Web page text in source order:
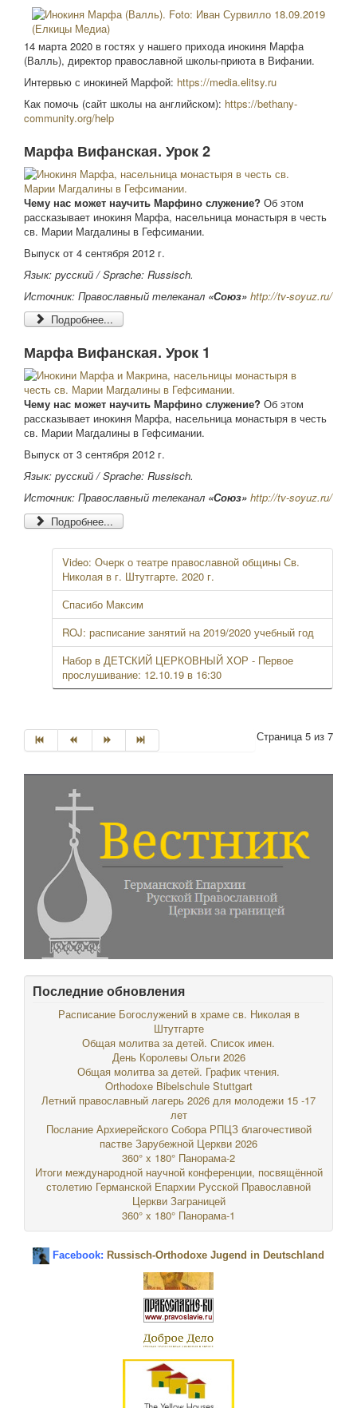
14 марта 2020 в гостях у нашего прихода инокиня Марфа
(Валль), директор православной школы-приюта в Вифании.
Интервью с инокиней Марфoй: https://media.elitsy.ru
Как помочь (сайт школы на английском): https://bethany-
community.org/help
Марфа Вифанская. Урок 2
Чему нас может научить Марфино служение? Об этом
рассказывает инокиня Марфа, насельница монастыря в честь
св. Марии Магдалины в Гефсимании.
Выпуск от 4 сентября 2012 г.
Язык: русский /Sprache: Russisch.
Источник: Православный телеканал «Союз» http://tv-soyuz.ru/
Подробнее...
Марфа Вифанская. Урок 1
Чему нас может научить Марфино служение? Об этом
рассказывает инокиня Марфа, насельница монастыря в честь
св. Марии Магдалины в Гефсимании.
Выпуск от 3 сентября 2012 г.
Язык: русский /Sprache: Russisch.
Источник: Православный телеканал «Союз» http://tv-soyuz.ru/
Подробнее...
Video: Очерк о театре православной общины Св.
Николая в г. Штутгарте. 2020 г.
Спасибо Максим
ROJ: расписание занятий на 2019/2020 учебный год
Набор в ДЕТСКИЙ ЦЕРКОВНЫЙ ХОР - Первое
прослушивание: 12.10.19 в 16:30
Страница 5 из 7
Последние обновления
Расписание Богослужений в храме св. Николая в
Штутгарте
Общая молитва за детей. Список имен.
День Королевы Ольги 2026
Общая молитва за детей. График чтения.
Orthodoxe Bibelschule Stuttgart
Летний православный лагерь 2026 для молодежи 15 -17
лет
Послание Архиерейского Собора РПЦЗ благочестивой
пастве Зарубежной Церкви 2026
360° x 180° Панорама-2
Итоги международной научной конференции, посвящённой
столетию Германской Епархии Русской Православной
Церкви Заграницей
360° x 180° Панорама-1
Facebook: Russisch-Orthodoxe Jugend in Deutschland